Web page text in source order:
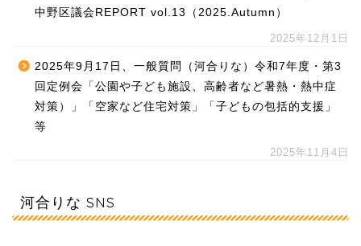
中野区議会REPORT vol.13（2025.Autumn）
2025年12月1日
2025年9月17日、一般質問（河合りな）令和7年度・第3
回定例会「公園や子ども施設、高齢者など暑熱・熱中症
対策）」「空家など住宅対策」「子どもの包括的支援」
等
2025年11月4日
河合りな SNS